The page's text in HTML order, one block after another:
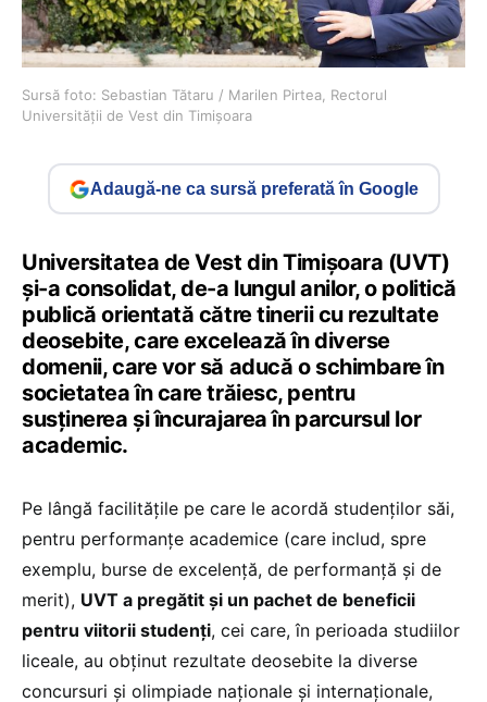
Sursă foto: Sebastian Tătaru / Marilen Pirtea, Rectorul
Universității de Vest din Timișoara
Adaugă-ne ca sursă preferată în Google
Universitatea de Vest din Timișoara (UVT)
și-a consolidat, de-a lungul anilor, o politică
publică orientată către tinerii cu rezultate
deosebite, care excelează în diverse
domenii, care vor să aducă o schimbare în
societatea în care trăiesc, pentru
susținerea și încurajarea în parcursul lor
academic.
Pe lângă facilitățile pe care le acordă studenților săi,
pentru performanțe academice (care includ, spre
exemplu, burse de excelență, de performanță și de
merit), UVT a pregătit și un pachet de beneficii
pentru viitorii studenți, cei care, în perioada studiilor
liceale, au obținut rezultate deosebite la diverse
concursuri și olimpiade naționale și internaționale,